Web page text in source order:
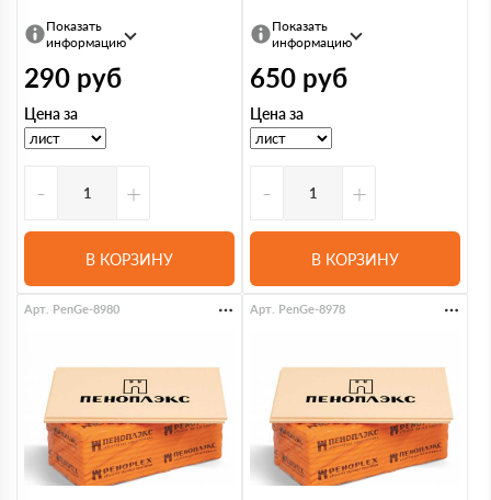
Показать
информацию
290 руб
Цена за
- +
В КОРЗИНУ
Показать
информацию
650 руб
Цена за
- +
В КОРЗИНУ
Арт. PenGe-8980 Арт. PenGe-8978